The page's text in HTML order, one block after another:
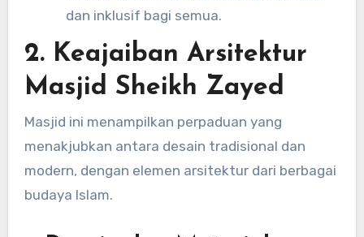
dan inklusif bagi semua.
2. Keajaiban Arsitektur
Masjid Sheikh Zayed
Masjid ini menampilkan perpaduan yang
menakjubkan antara desain tradisional dan
modern, dengan elemen arsitektur dari berbagai
budaya Islam.